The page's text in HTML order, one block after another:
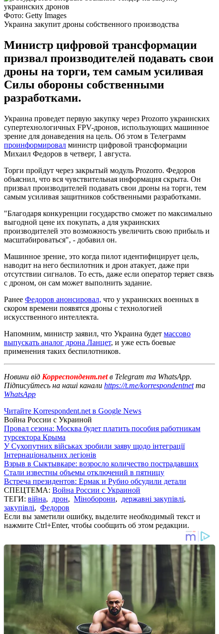
Фото: Getty Images
Украина закупит дроны собственного производства
Министр цифровой трансформации
призвал производителей подавать свои
дроны на торги, тем самым усиливая
Силы обороны собственными
разработками.
Украина проведет первую закупку через Prozorro украинских
супертехнологичных FPV-дронов, использующих машинное
зрение для донаведения на цель. Об этом в Телеграмм
проинформировал министр цифровой трансформации
Михаил Федоров в четверг, 1 августа.
Торги пройдут через закрытый модуль Prozorro. Федоров
объяснил, что вся чувствительная информация скрыта. Он
призвал производителей подавать свои дроны на торги, тем
самым усиливая защитников собственными разработками.
"Благодаря конкуренции государство сможет по максимально
выгодной цене их покупать, а для украинских
производителей это возможность увеличить свою прибыль и
масштабироваться", - добавил он.
Машинное зрение, это когда пилот идентифицирует цель,
наводит на него беспилотник и дрон атакует, даже при
отсутствии сигналов. То есть, даже если оператор теряет связь
с дроном, он сам может выполнить задание.
Ранее Федоров анонсировал, что у украинских военных в
скором времени появятся дроны с технологией
искусственного интеллекта.
Напомним, министр заявил, что Украина будет массово
выпускать аналог дрона Ланцет, и уже есть боевые
применения таких беспилотников.
Новини від Корреспондент.netв Telegram та WhatsApp.
Підписуйтесь на наші канали https://t.me/korrespondentnetта
WhatsApp
Читайте Korrespondent.net в Google News
Война России с Украиной
Провал сезона: Москва будет платить пособия работникам
турсектора Крыма
У Сухопутних військах зробили заяву щодо інтеграції
Інтернаціональних легіонів
Взрыв в Сыктывкаре: возросло количество пострадавших
Стали известны объемы отключений в пятницу
Встреча президентов: Ермак и Рубио обсудили детали
СПЕЦТЕМА: Война России с Украиной
ТЕГИ: війна, дрон, Міноборони, державні закупівлі,
закупівлі, Федоров
Если вы заметили ошибку, выделите необходимый текст и
нажмите Ctrl+Enter, чтобы сообщить об этом редакции.